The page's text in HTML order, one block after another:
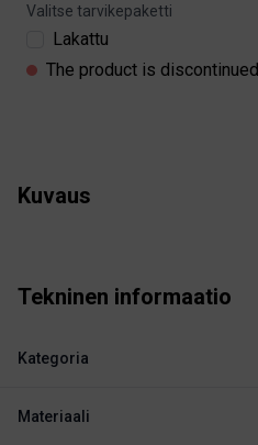
Product information
Valitse tarvikepaketti
Lakattu
The product is discontinued
Kuvaus
Tekninen informaatio
Kategoria
Materiaali